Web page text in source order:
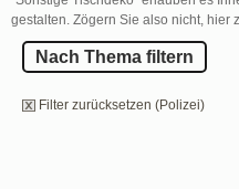
gestalten. Zögern Sie also nicht, hier
Nach Thema filtern
Filter zurücksetzen (Polizei)